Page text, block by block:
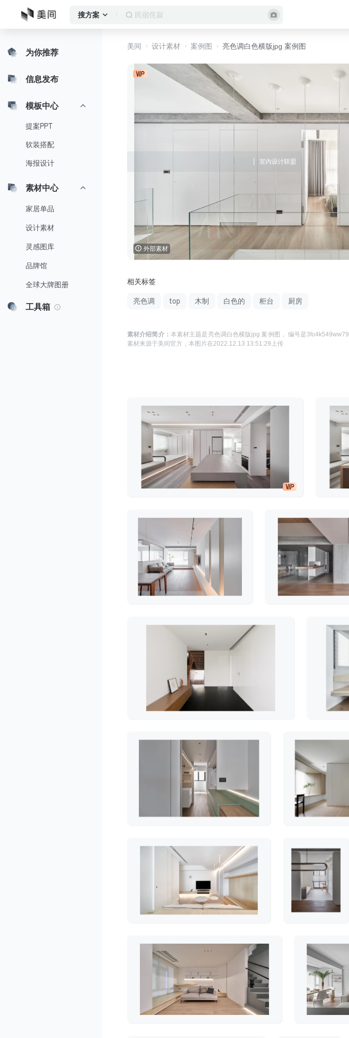
搜方案 民宿
为你推荐
信息发布
模板中心
提案PPT
软装搭配
海报设计
素材中心
家居单品
设计素材
灵感图库
品牌馆
全球大牌图册
工具箱
美间 设计素材 案例图 亮色调白色横版jpg 案例图
室内设计联盟
外部素材
相关标签
亮色调 top 木制 白色的 柜台 厨房
素材介绍简介： 本素材主题是 亮色调白色横版jpg 案例图 ， 编号是3fo4k549ww79
素材来源于美间官方 ，本图片在2022.12.13 13:51:29 上传